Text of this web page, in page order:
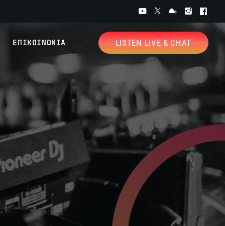
ΕΠΙΚΟΙΝΩΝΙΑ LISTEN LIVE & CHAT